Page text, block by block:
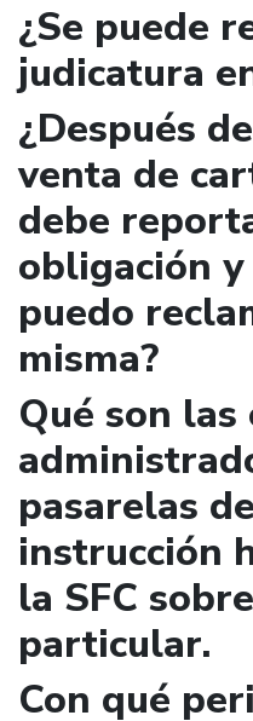
¿Se puede
judicatura
¿Después
venta de
debe
obligación
puedo
misma?
Qué son
pasarelas
instrucción
la SFC
particular.
Con qué